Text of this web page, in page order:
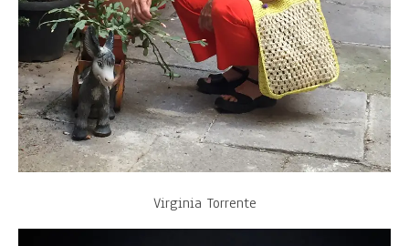
Virginia Torrente